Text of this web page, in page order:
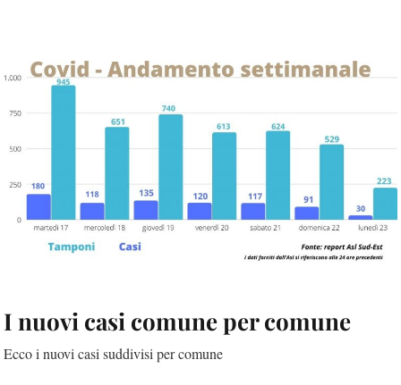
I nuovi casi comune per comune
Ecco i nuovi casi suddivisi per comune